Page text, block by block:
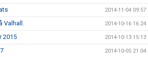
2014-11-04 09:57
Valhall. 2014-10-16 16:24
2015 2014-10-13 15:13
2014-10-05 21:04